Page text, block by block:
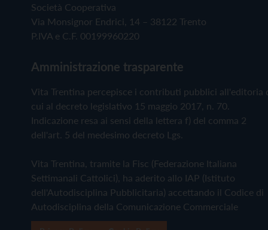
Società Cooperativa
Via Monsignor Endrici, 14 – 38122 Trento
P.IVA e C.F. 00199960220
Amministrazione trasparente
Vita Trentina percepisce i contributi pubblici all'editoria
cui al decreto legislativo 15 maggio 2017, n. 70.
Indicazione resa ai sensi della lettera f) del comma 2
dell'art. 5 del medesimo decreto Lgs.
Vita Trentina, tramite la Fisc (Federazione Italiana
Settimanali Cattolici), ha aderito allo IAP (Istituto
dell'Autodisciplina Pubblicitaria) accettando il Codice di
Autodisciplina della Comunicazione Commerciale